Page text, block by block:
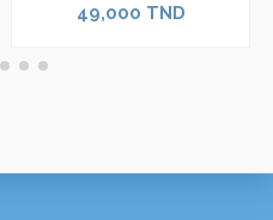
49,000 TND